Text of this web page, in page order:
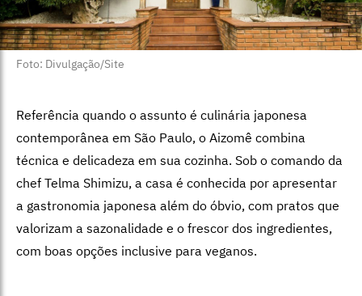
Foto: Divulgação/Site
Referência quando o assunto é culinária japonesa
contemporânea em São Paulo, o Aizomê combina
técnica e delicadeza em sua cozinha. Sob o comando da
chef Telma Shimizu, a casa é conhecida por apresentar
a gastronomia japonesa além do óbvio, com pratos que
valorizam a sazonalidade e o frescor dos ingredientes,
com boas opções inclusive para veganos.